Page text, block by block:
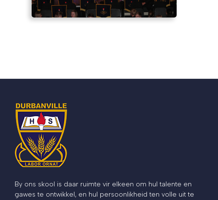
By ons skool is daar ruimte vir elkeen om hul talente en
gawes te ontwikkel, en hul persoonlikheid ten volle uit te